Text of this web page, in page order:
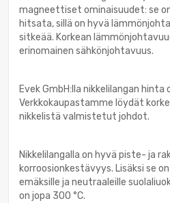
magneettiset ominaisuudet: se
hitsata, sillä on hyvä
sitkeää. Korkean
erinomainen sähkönjohtavuus.
Evek GmbH:lla nikkelilangan hinta
Verkkokaupastamme löydät
nikkelistä valmistetut johdot.
Nikkelilangalla on hyvä piste- ja
korroosionkestävyys. Lisäksi se
emäksille ja neutraaleille
on jopa 300 °C.